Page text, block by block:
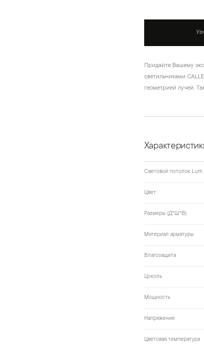
Придайте Вашему
светильниками
геометрией лучей.
Световой потолок Lum
Цвет
Размеры (Д*Ш*В)
Материал арматуры
Влагозащита
Цоколь
Мощность
Напряжение
Цветовая температура